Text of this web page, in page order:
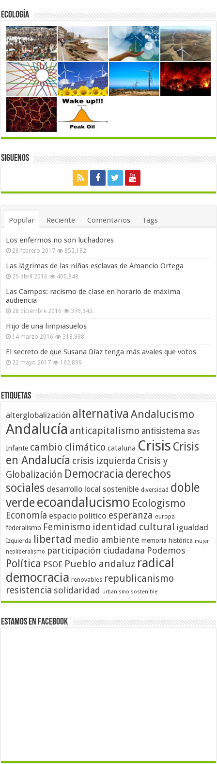
Ecología
Siguenos
Popular Reciente Comentarios Tags
Los enfermos no son luchadores
26 febrero 2017 855,182
Las lágrimas de las niñas esclavas de Amancio Ortega
29 abril 2016 400,848
Las Campos: racismo de clase en horario de máxima
audiencia
28 diciembre 2016 379,943
Hijo de una limpiasuelos
14 marzo 2016 318,998
El secreto de que Susana Díaz tenga más avales que votos
22 mayo 2017 162,899
Etiquetas
alterglobalización alternativa Andalucismo
Andalucía anticapitalismo antisistema Blas
Infante cambio climático cataluña Crisis Crisis
en Andalucía crisis izquierda Crisis y
Globalización Democracia derechos
sociales desarrollo local sostenible diversidad doble
verdeecoandalucismo Ecologismo
Economía espacio político esperanza europa
federalismo Feminismo identidad cultural igualdad
Izquierda libertad medio ambiente memoria histórica mujer
neoliberalismo participación ciudadana Podemos
Política PSOE Pueblo andaluz radical
democracia renovables republicanismo
resistencia solidaridad urbanismo sostenible
Estamos en Facebook